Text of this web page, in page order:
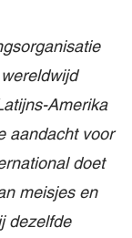
Amerika
aandacht voor
doet
meisjes en
dezelfde